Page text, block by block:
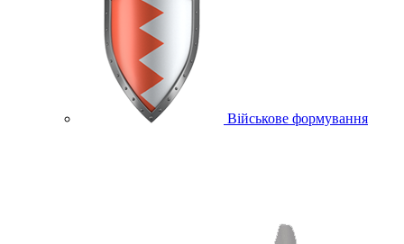
Військове формування